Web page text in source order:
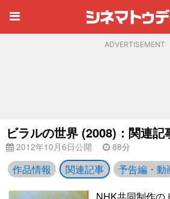
ADVERTISEMENT
ビラルの世界 (2008)：関連記
2012年10月6日公開 88分
作品情報 関連記事 予告編・動